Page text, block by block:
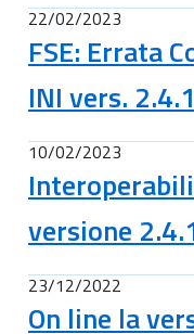
22/02/2023
FSE: Errata
INI vers. 2.4.1
10/02/2023
versione
23/12/2022
On line la